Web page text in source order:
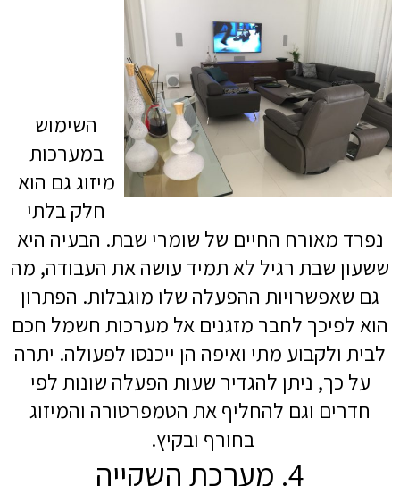
השימוש
במערכות
מיזוג גם הוא
חלק בלתי
נפרד מאורח החיים של שומרי שבת. הבעיה היא
ששעון שבת רגיל לא תמיד עושה את העבודה, מה
גם שאפשרויות ההפעלה שלו מוגבלות. הפתרון
הוא לפיכך לחבר מזגנים אל מערכות חשמל חכם
לבית ולקבוע מתי ואיפה הן ייכנסו לפעולה. יתרה
על כך, ניתן להגדיר שעות הפעלה שונות לפי
חדרים וגם להחליף את הטמפרטורה והמיזוג
בחורף ובקיץ.
4. מערכת השקייה